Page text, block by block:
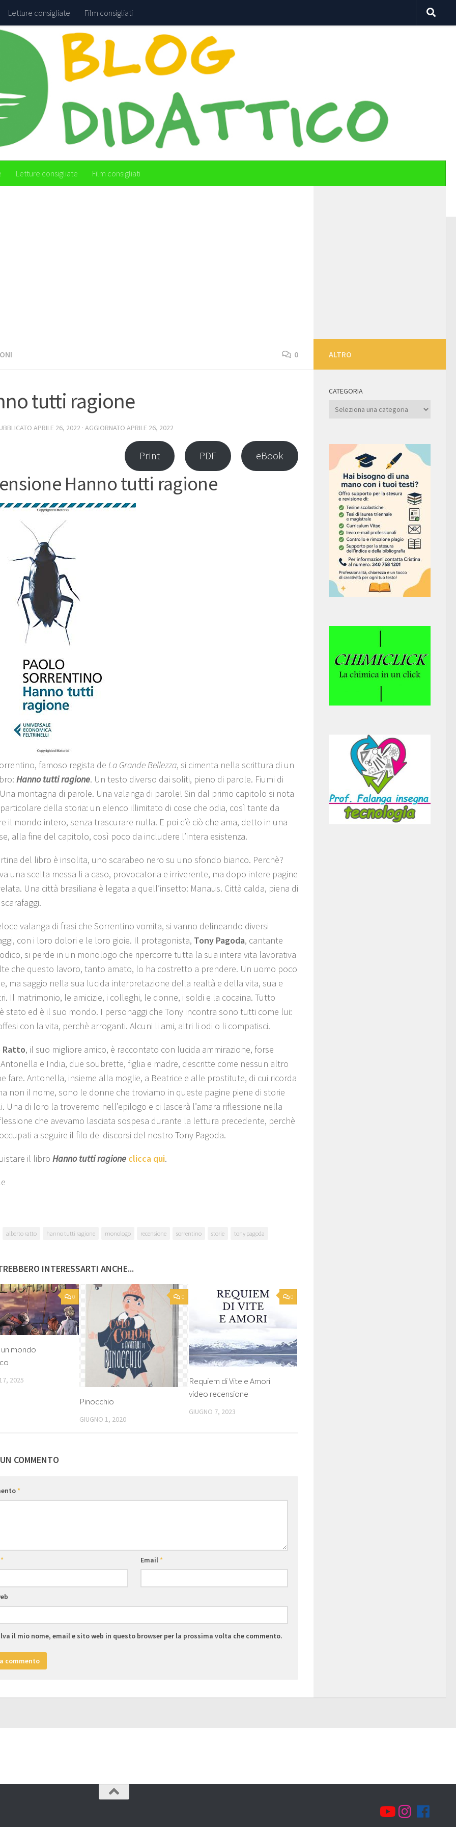
Letture consigliate Film consigliati
Letture consigliate Film consigliati
0
tutti ragione
APRILE 26, 2022 · AGGIORNATO APRILE 26, 2022
Print PDF eBook
Hanno tutti ragione
famoso regista de La Grande Bellezza, si cimenta nella scrittura di un
Hanno tutti ragione. Un testo diverso dai soliti, pieno di parole. Fiumi di
montagna di parole. Una valanga di parole! Sin dal primo capitolo si nota
della storia: un elenco illimitato di cose che odia, così tante da
il mondo intero, senza trascurare nulla. E poi c’è ciò che ama, detto in una
alla fine del capitolo, così poco da includere l’intera esistenza.
del libro è insolita, uno scarabeo nero su uno sfondo bianco. Perchè?
una scelta messa li a caso, provocatoria e irriverente, ma dopo intere pagine
Una città brasiliana è legata a quell’insetto: Manaus. Città calda, piena di
valanga di frasi che Sorrentino vomita, si vanno delineando diversi
con i loro dolori e le loro gioie. Il protagonista, Tony Pagoda, cantante
si perde in un monologo che ripercorre tutta la sua intera vita lavorativa
che questo lavoro, tanto amato, lo ha costretto a prendere. Un uomo poco
ma saggio nella sua lucida interpretazione della realtà e della vita, sua e
Il matrimonio, le amicizie, i colleghi, le donne, i soldi e la cocaina. Tutto
stato ed è il suo mondo. I personaggi che Tony incontra sono tutti come lui:
con la vita, perchè arroganti. Alcuni li ami, altri li odi o li compatisci.
Ratto, il suo migliore amico, è raccontato con lucida ammirazione, forse
e India, due soubrette, figlia e madre, descritte come nessun altro
fare. Antonella, insieme alla moglie, a Beatrice e alle prostitute, di cui ricorda
non il nome, sono le donne che troviamo in queste pagine piene di storie
Una di loro la troveremo nell’epilogo e ci lascerà l’amara riflessione nella
che avevamo lasciata sospesa durante la lettura precedente, perchè
a seguire il filo dei discorsi del nostro Tony Pagoda.
il libro Hanno tutti ragione clicca qui.
alberto ratto hanno tutti ragione monologo recensione sorrentino storie tony pagoda
INTERESSARTI ANCHE...
0
mondo
2025
0
Pinocchio
GIUGNO 1, 2020
0
Requiem di Vite e Amori
video recensione
GIUGNO 7, 2023
COMMENTO
*
* Email*
il mio nome, email e sito web in questo browser per la prossima volta che commento.
ALTRO
CATEGORIA
Categoria